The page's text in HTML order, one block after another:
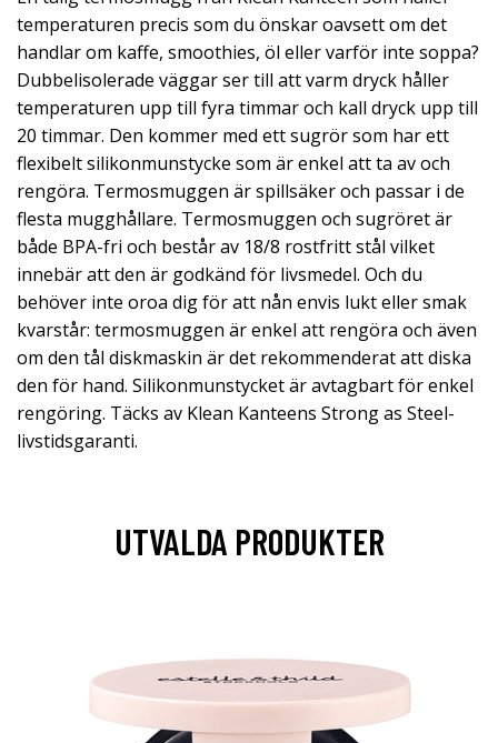
temperaturen precis som du önskar oavsett om det
handlar om kaffe, smoothies, öl eller varför inte soppa?
Dubbelisolerade väggar ser till att varm dryck håller
temperaturen upp till fyra timmar och kall dryck upp till
20 timmar. Den kommer med ett sugrör som har ett
flexibelt silikonmunstycke som är enkel att ta av och
rengöra. Termosmuggen är spillsäker och passar i de
flesta mugghållare. Termosmuggen och sugröret är
både BPA-fri och består av 18/8 rostfritt stål vilket
innebär att den är godkänd för livsmedel. Och du
behöver inte oroa dig för att nån envis lukt eller smak
kvarstår: termosmuggen är enkel att rengöra och även
om den tål diskmaskin är det rekommenderat att diska
den för hand. Silikonmunstycket är avtagbart för enkel
rengöring. Täcks av Klean Kanteens Strong as Steel-
livstidsgaranti.
UTVALDA PRODUKTER